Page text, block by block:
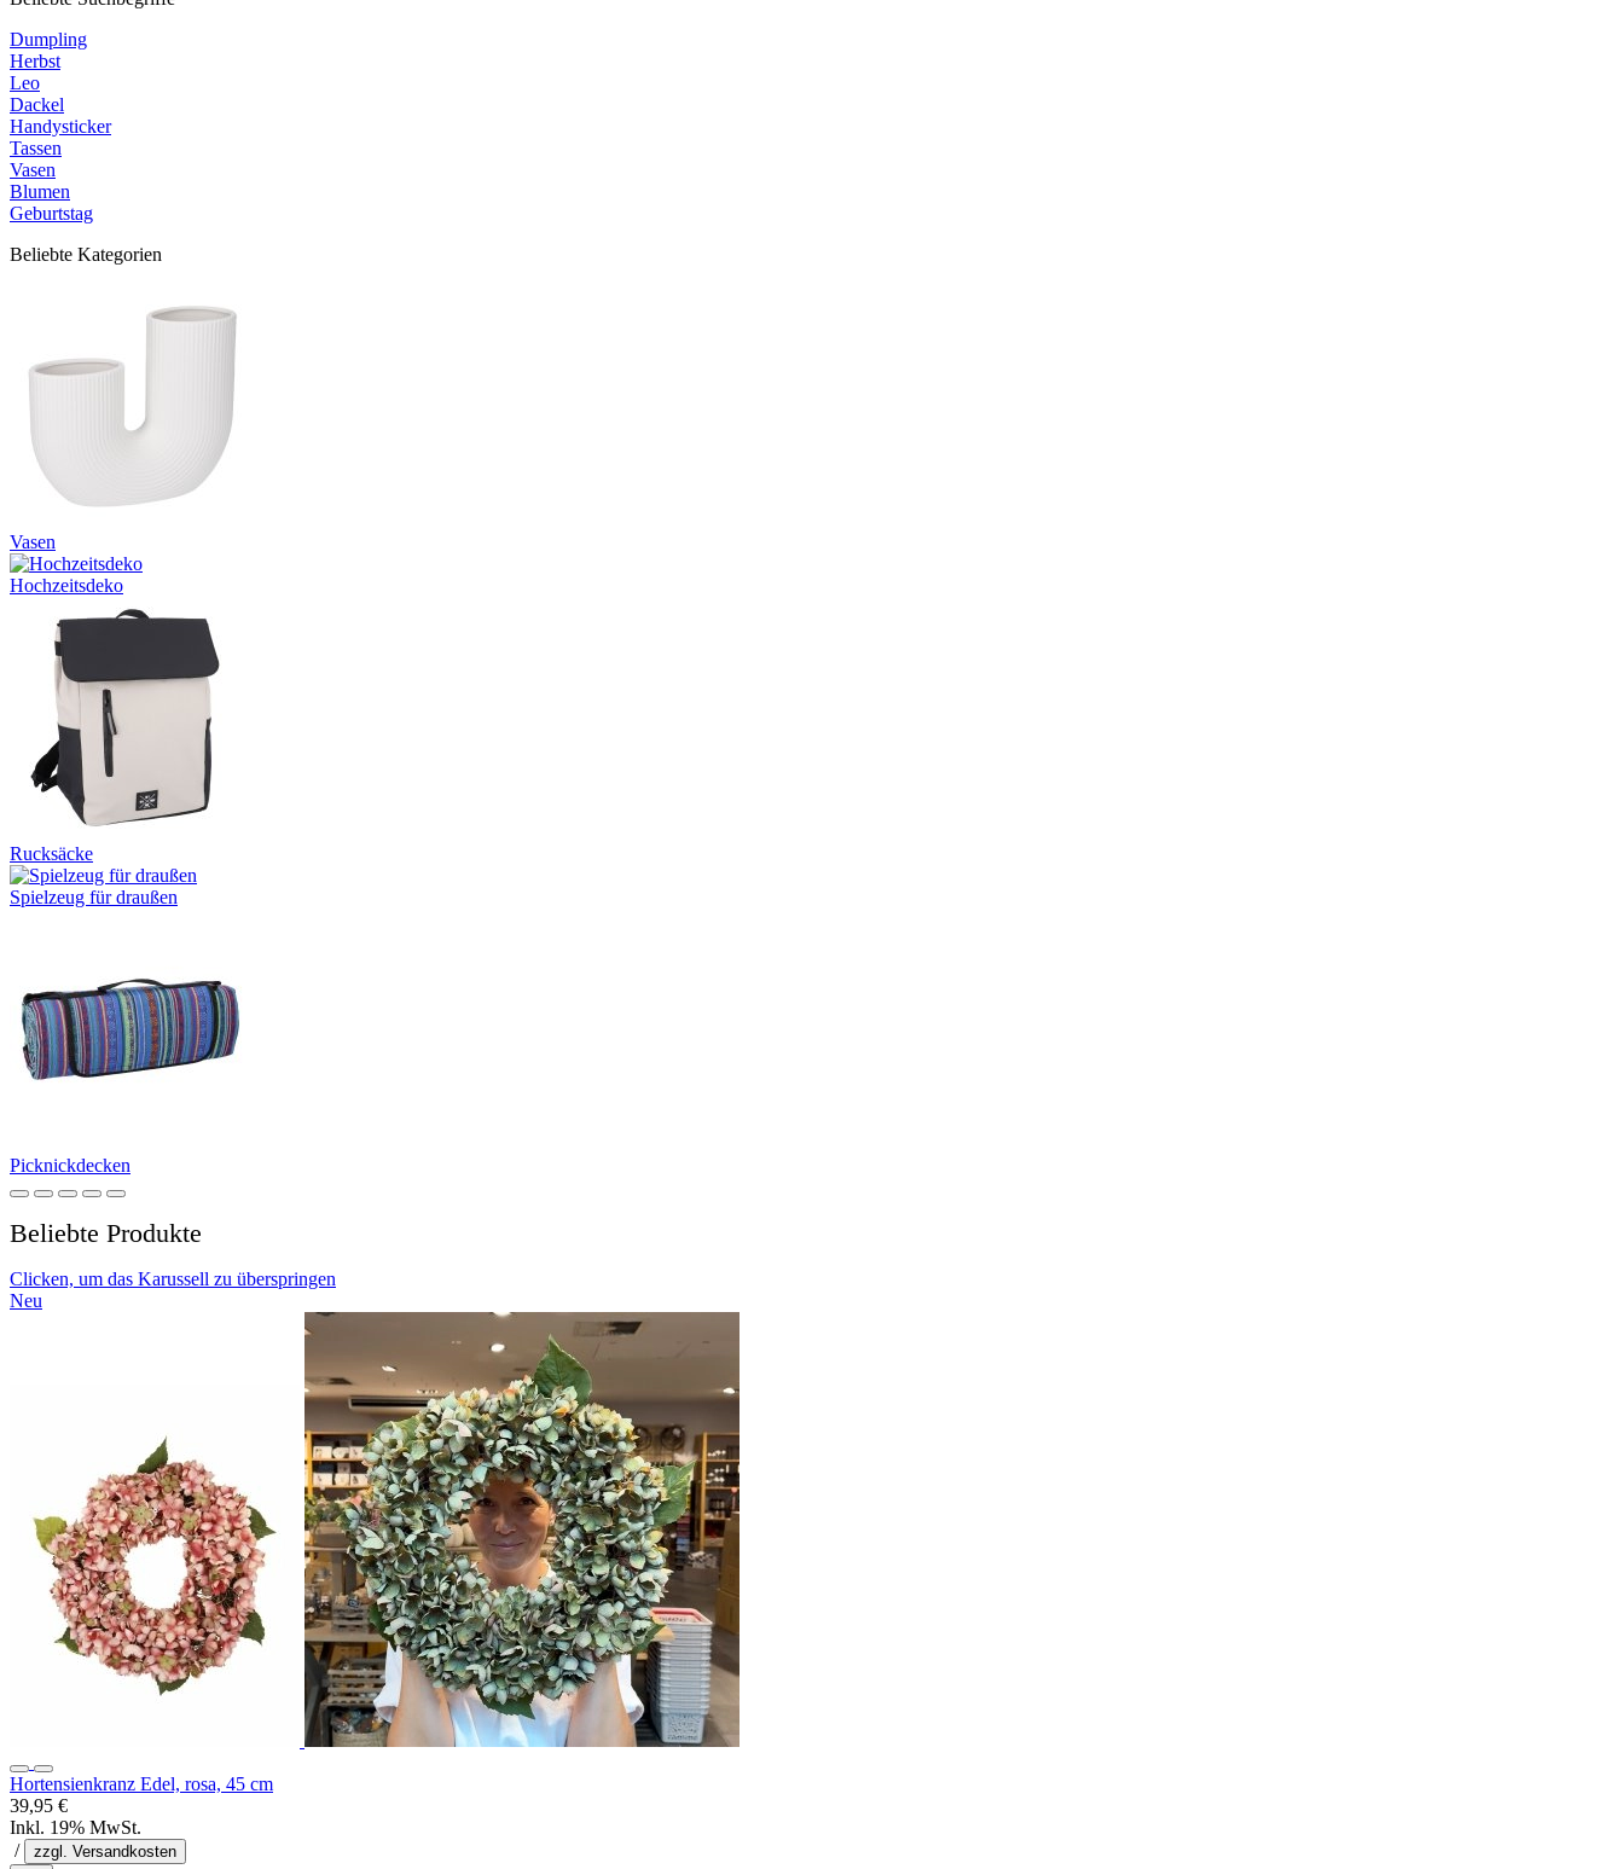
Dumpling
Herbst
Leo
Dackel
Handysticker
Tassen
Vasen
Blumen
Geburtstag
Beliebte Kategorien
Vasen
Hochzeitsdeko
Rucksäcke
Spielzeug für draußen
Picknickdecken
Beliebte Produkte
Clicken, um das Karussell zu überspringen
Neu
Hortensienkranz Edel, rosa, 45 cm
39,95 €
Inkl. 19% MwSt.
/
zzgl. Versandkosten